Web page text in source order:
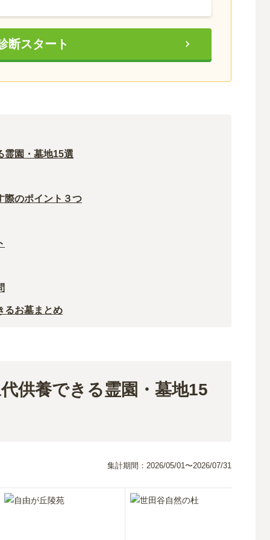
断スタート
霊園・墓地15選
際のポイント３つ
るお墓まとめ
供養できる霊園・墓地15
集計期間： 2026/05/01〜2026/07/31